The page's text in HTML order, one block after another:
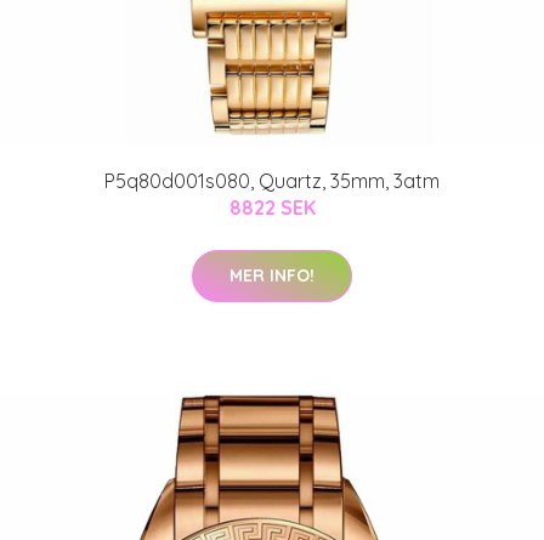
P5q80d001s080, Quartz, 35mm, 3atm
8822 SEK
MER INFO!